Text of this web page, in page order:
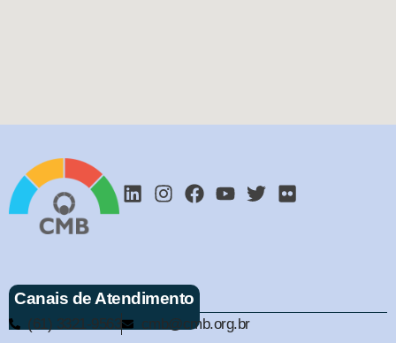
Canais de Atendimento
(61) 3321-9563 cmb@cmb.org.br